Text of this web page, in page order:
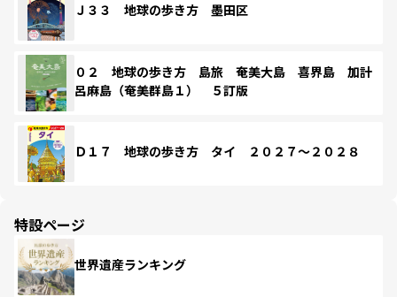
Ｊ３３ 地球の歩き方 墨田区
０２ 地球の歩き方 島旅 奄美大島 喜界島 加計
呂麻島（奄美群島１） ５訂版
Ｄ１７ 地球の歩き方 タイ ２０２７～２０２８
特設ページ
世界遺産ランキング